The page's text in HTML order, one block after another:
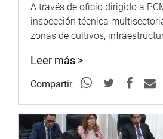
A través de oficio dirigido a
inspección técnica
zonas de cultivos,
Leer más >
Compartir